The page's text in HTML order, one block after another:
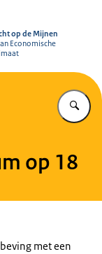
op de Mijnen
Economische
op 18
met een